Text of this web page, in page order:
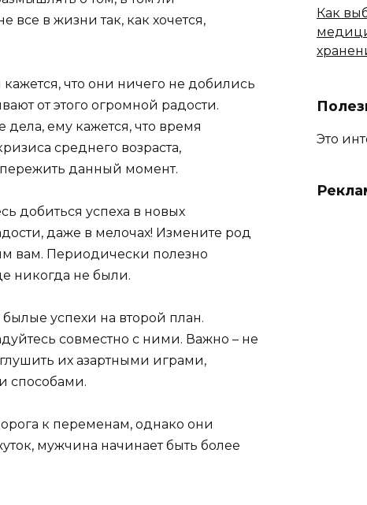
все в жизни так, как хочется,
что они ничего не добились
от этого огромной радости.
ему кажется, что время
среднего возраста,
данный момент.
добиться успеха в новых
даже в мелочах! Измените род
вам. Периодически полезно
никогда не были.
успехи на второй план.
совместно с ними. Важно – не
их азартными играми,
способами.
к переменам, однако они
мужчина начинает быть более
Как
Это